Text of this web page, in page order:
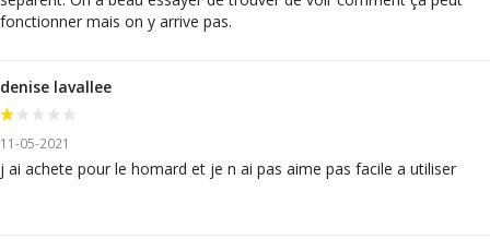
fonctionner mais on y arrive pas.
denise lavallee
11-05-2021
j ai achete pour le homard et je n ai pas aime pas facile a utiliser